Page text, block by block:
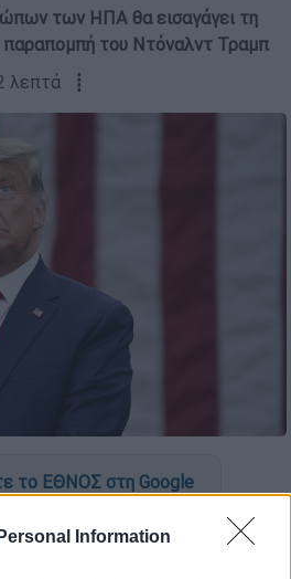
Information
των ΗΠΑ θα εισαγάγει τη
παραπομπή του Ντόναλντ Τραμπ
λεπτά ┋
το ΕΘΝΟΣ στη Google
θα ξεκινήσει η